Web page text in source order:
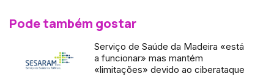
Pode também gostar
Serviço de Saúde da Madeira «está
a funcionar» mas mantém
«limitações» devido ao ciberataque